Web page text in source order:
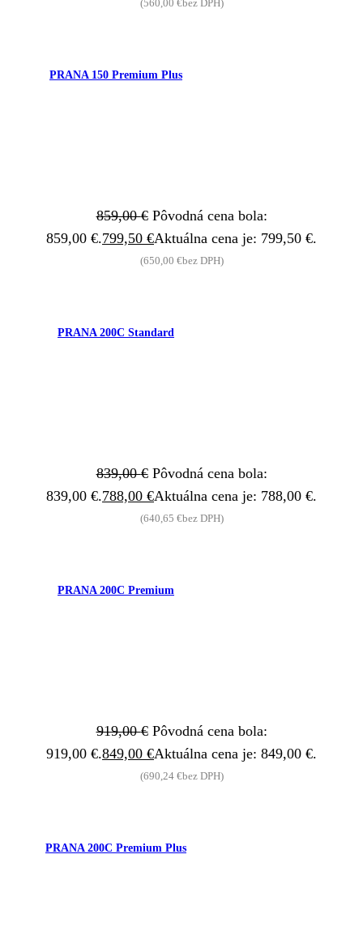
(560,00 €bez DPH)
PRANA 150 Premium Plus
859,00€ Pôvodná cena bola:
859,00 €.799,50 €Aktuálna cena je: 799,50 €.
(650,00 €bez DPH)
PRANA 200C Standard
839,00€ Pôvodná cena bola:
839,00 €.788,00 €Aktuálna cena je: 788,00 €.
(640,65 €bez DPH)
PRANA 200C Premium
919,00€ Pôvodná cena bola:
919,00 €.849,00 €Aktuálna cena je: 849,00 €.
(690,24 €bez DPH)
PRANA 200C Premium Plus